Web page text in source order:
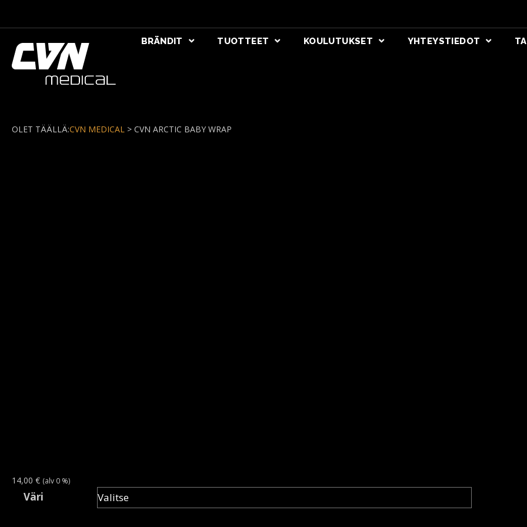
BRÄNDIT TUOTTEET KOULUTUKSET YHTEYSTIEDOT
OLET TÄÄLLÄ:CVN MEDICAL > CVN ARCTIC BABY WRAP
14,00 € (alv 0 %)
Väri